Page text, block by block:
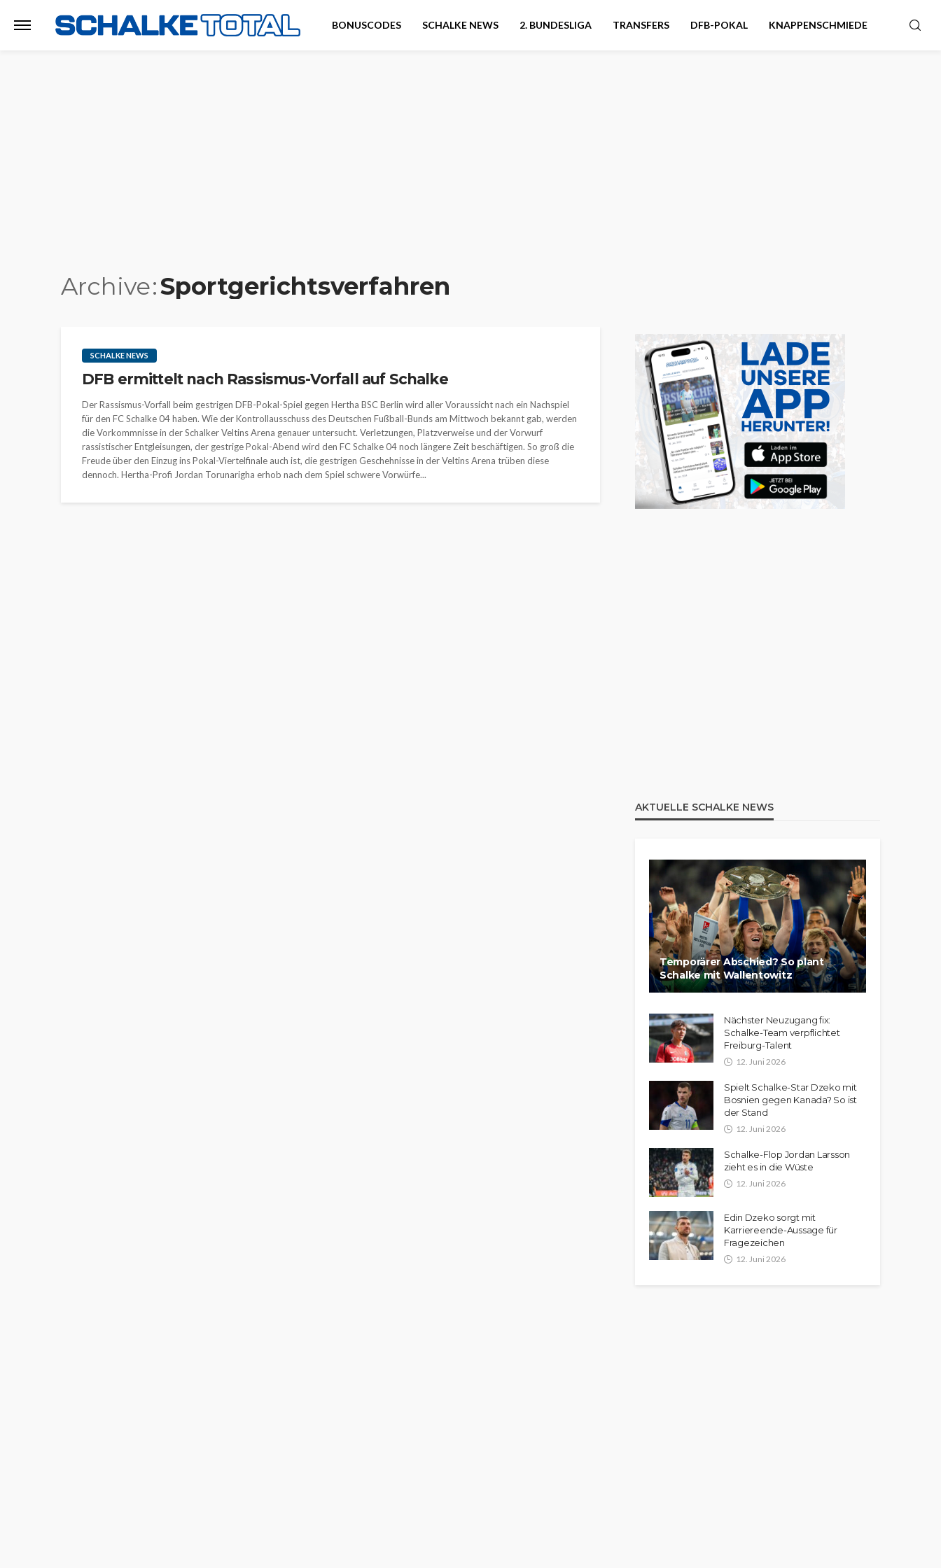
BONUSCODES SCHALKE NEWS 2. BUNDESLIGA TRANSFERS DFB-POKAL KNAPPENSCHMIEDE
Archive Sportgerichtsverfahren
SCHALKE NEWS
DFB ermittelt nach Rassismus-Vorfall auf Schalke
Der Rassismus-Vorfall beim gestrigen DFB-Pokal-Spiel gegen Hertha BSC Berlin wird aller Voraussicht nach ein Nachspiel
für den FC Schalke 04 haben. Wie der Kontrollausschuss des Deutschen Fußball-Bunds am Mittwoch bekannt gab, werden
die Vorkommnisse in der Schalker Veltins Arena genauer untersucht. Verletzungen, Platzverweise und der Vorwurf
rassistischer Entgleisungen, der gestrige Pokal-Abend wird den FC Schalke 04 noch längere Zeit beschäftigen. So groß die
Freude über den Einzug ins Pokal-Viertelfinale auch ist, die gestrigen Geschehnisse in der Veltins Arena trüben diese
dennoch. Hertha-Profi Jordan Torunarigha erhob nach dem Spiel schwere Vorwürfe...
AKTUELLE SCHALKE NEWS
Temporärer Abschied? So plant
Schalke mit Wallentowitz
Nächster Neuzugang fix:
Schalke-Team verpflichtet
Freiburg-Talent
12. Juni 2026
Spielt Schalke-Star Dzeko mit
Bosnien gegen Kanada? So ist
der Stand
12. Juni 2026
Schalke-Flop Jordan Larsson
zieht es in die Wüste
12. Juni 2026
Edin Dzeko sorgt mit
Karriereende-Aussage für
Fragezeichen
12. Juni 2026